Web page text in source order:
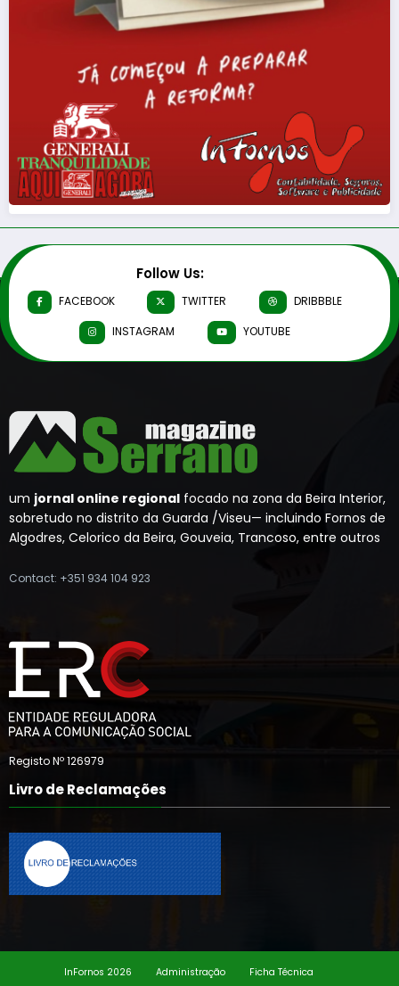
Follow Us:
FACEBOOK TWITTER
DRIBBBLE
INSTAGRAM
YOUTUBE
um jornal online regional focado na zona da Beira Interior,
sobretudo no distrito da Guarda /Viseu— incluindo Fornos de
Algodres, Celorico da Beira, Gouveia, Trancoso, entre outros
Contact: +351 934 104 923
Registo Nº 126979
Livro de Reclamações
InFornos 2026 Administração Ficha Técnica